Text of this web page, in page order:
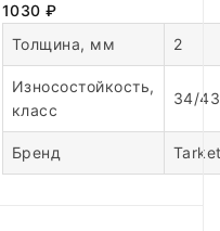
1030 ₽
Толщина, мм
2
Износостойкость,
класс
34/43
Бренд